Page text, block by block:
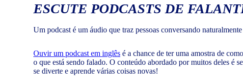
ESCUTE PODCASTS DE
Um podcast é um áudio que traz pessoas conversando
Ouvir um podcast em inglês é a chance de ter uma amostra de
o que está sendo falado. O conteúdo abordado por muitos deles é
se diverte e aprende várias coisas novas!